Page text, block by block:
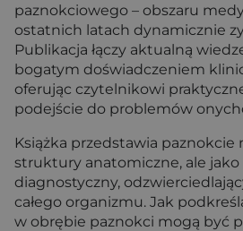
paznokciowego – obszaru
ostatnich latach dynamicznie
Publikacja łączy aktualną
bogatym doświadczeniem
oferując czytelnikowi
podejście do problemów
Książka przedstawia paznokcie
struktury anatomiczne, ale
diagnostyczny,
całego organizmu. Jak
w obrębie paznokci mogą być